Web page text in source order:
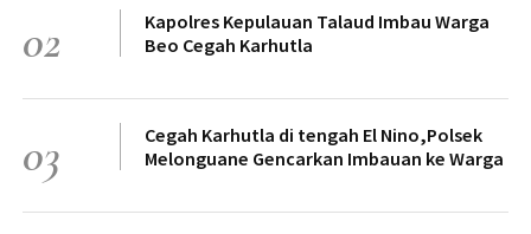
02
Kapolres Kepulauan Talaud Imbau Warga
Beo Cegah Karhutla
03
Cegah Karhutla di tengah El Nino,Polsek
Melonguane Gencarkan Imbauan ke Warga